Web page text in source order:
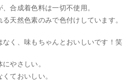
合成着色料は一切不使用。
天然色素のみで色付けしています。
なく、味もちゃんとおいしいです！笑
やさしい。
ておいしい。